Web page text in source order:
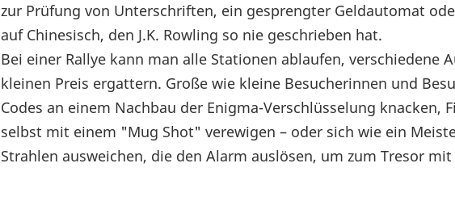
zur Prüfung von Unterschriften, ein gesprengter Geldautomat
auf Chinesisch, den J.K. Rowling so nie geschrieben hat.
Bei einer Rallye kann man alle Stationen ablaufen, verschiedene
kleinen Preis ergattern. Große wie kleine Besucherinnen und
Codes an einem Nachbau der Enigma-Verschlüsselung knacken,
selbst mit einem "Mug Shot" verewigen – oder sich wie ein
Strahlen ausweichen, die den Alarm auslösen, um zum Tresor